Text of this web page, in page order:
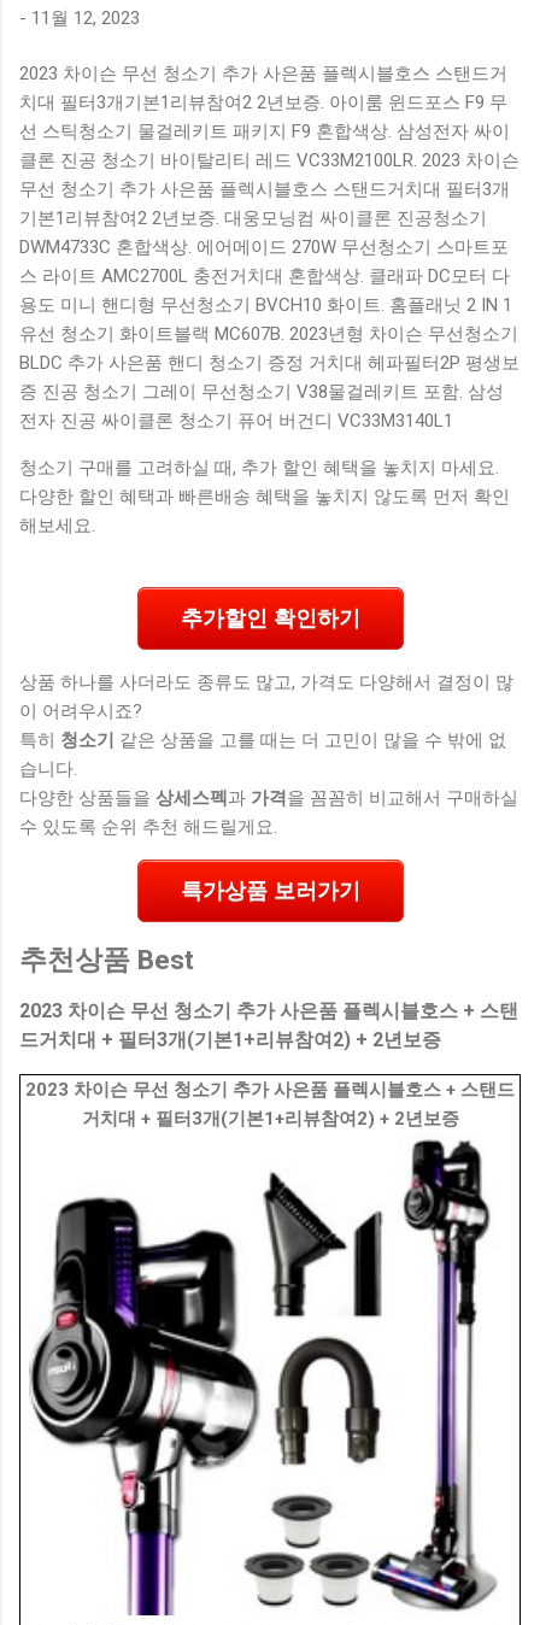
를 사더라도 종류도 많고, 가격도 다양해서 결정이 많이 어려우
많을 수 밖에 없습니다. 다양한 상품들을 상세스펙 과 가격 을
꼼꼼히 비교해서 구매하실 수 있도록 순위 추천 해드릴게요. 특
가상품 보러가기 추천상품 Best 유니콘 멀티페어링 스마트폰
태블릿 거치형 저소음 블루투스 키보드, BK-500SB, 일반형, 블
랙 유니콘 멀티페어링 스마트폰 태...
- 11월 12, 2023
2023 차이슨 무선 청소기 추가 사은품 플렉시블호스 스탠드거
치대 필터3개기본1리뷰참여2 2년보증. 아이룸 윈드포스 F9 무
선 스틱청소기 물걸레키트 패키지 F9 혼합색상. 삼성전자 싸이
클론 진공 청소기 바이탈리티 레드 VC33M2100LR. 2023 차이슨
무선 청소기 추가 사은품 플렉시블호스 스탠드거치대 필터3개
기본1리뷰참여2 2년보증. 대웅모닝컴 싸이클론 진공청소기
DWM4733C 혼합색상. 에어메이드 270W 무선청소기 스마트포
스 라이트 AMC2700L 충전거치대 혼합색상. 클래파 DC모터 다
용도 미니 핸디형 무선청소기 BVCH10 화이트. 홈플래닛 2 IN 1
유선 청소기 화이트블랙 MC607B. 2023년형 차이슨 무선청소기
BLDC 추가 사은품 핸디 청소기 증정 거치대 헤파필터2P 평생보
증 진공 청소기 그레이 무선청소기 V38물걸레키트 포함. 삼성
전자 진공 싸이클론 청소기 퓨어 버건디 VC33M3140L1
청소기 구매를 고려하실 때, 추가 할인 혜택을 놓치지 마세요.
다양한 할인 혜택과 빠른배송 혜택을 놓치지 않도록 먼저 확인
해보세요.
추가할인 확인하기
상품 하나를 사더라도 종류도 많고, 가격도 다양해서 결정이 많
이 어려우시죠?
특히 청소기 같은 상품을 고를 때는 더 고민이 많을 수 밖에 없
습니다.
다양한 상품들을 상세스펙 과 가격 을 꼼꼼히 비교해서 구매하실
수 있도록 순위 추천 해드릴게요.
특가상품 보러가기
추천상품 Best
2023 차이슨 무선 청소기 추가 사은품 플렉시블호스 + 스탠
드거치대 + 필터3개(기본1+리뷰참여2) + 2년보증
2023 차이슨 무선 청소기 추가 사은품 플렉시블호스 + 스탠드
거치대 + 필터3개(기본1+리뷰참여2) + 2년보증